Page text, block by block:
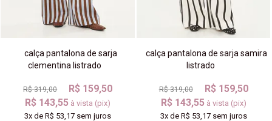
calça pantalona de sarja
clementina listrado
R$ 319,00
R$ 159,50
R$ 143,55 à vista (pix)
3x deR$ 53,17 sem juros
calça pantalona de sarja samira
listrado
R$ 319,00
R$ 159,50
R$ 143,55 à vista (pix)
3xde R$ 53,17sem juros